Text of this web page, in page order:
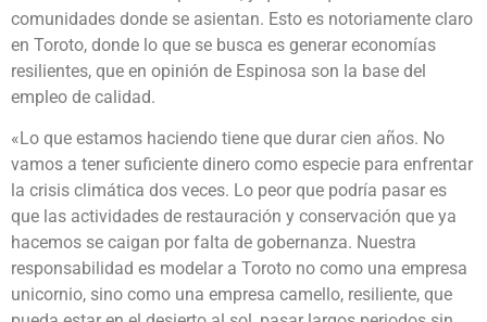
comunidades donde se asientan. Esto es notoriamente claro
en Toroto, donde lo que se busca es generar economías
resilientes, que en opinión de Espinosa son la base del
empleo de calidad.
«Lo que estamos haciendo tiene que durar cien años. No
vamos a tener suficiente dinero como especie para enfrentar
la crisis climática dos veces. Lo peor que podría pasar es
que las actividades de restauración y conservación que ya
hacemos se caigan por falta de gobernanza. Nuestra
responsabilidad es modelar a Toroto no como una empresa
unicornio, sino como una empresa camello, resiliente, que